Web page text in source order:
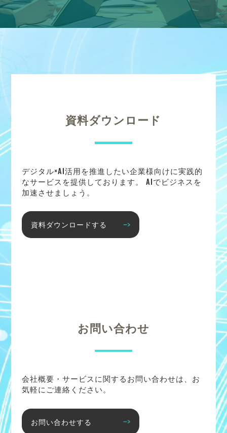
資料ダウンロード
デジタル×AI活用を推進したい企業様向けに実践的
なサービスを提供しております。 AIでビジネスを
加速させましょう。
資料ダウンロードする
お問い合わせ
会社概要・サービスに関するお問い合わせは、お
気軽にご連絡ください。
お問い合わせする